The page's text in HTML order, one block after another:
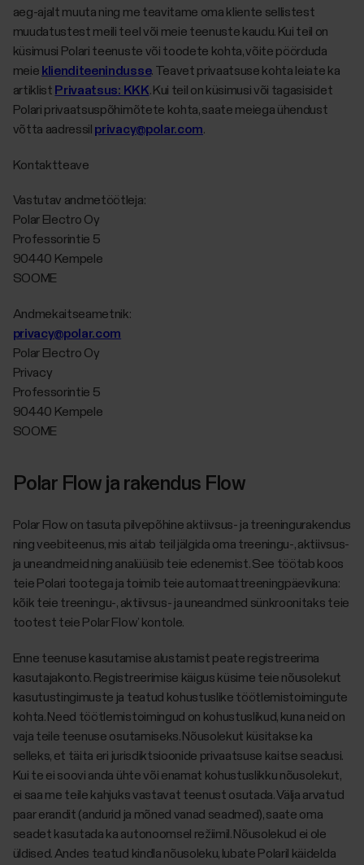
aeg-ajalt muuta ning me teavitame oma kliente sellistest
muudatustest meili teel või meie teenuste kaudu. Kui teil on
küsimusi Polari teenuste või toodete kohta, võite pöörduda
meie klienditeenindusse. Teavet privaatsuse kohta leiate ka
artiklist Privaatsus: KKK. Kui teil on küsimusi või tagasisidet
Polari privaatsuspõhimõtete kohta, saate meiega ühendust
võtta aadressil privacy@polar.com.
Kontaktteave
Vastutav andmetöötleja:
Polar Electro Oy
Professorintie 5
90440 Kempele
SOOME
Andmekaitseametnik:
privacy@polar.com
Polar Electro Oy
Privacy
Professorintie 5
90440 Kempele
SOOME
Polar Flow ja rakendus Flow
Polar Flow on tasuta pilvepõhine aktiivsus- ja treeningurakendus
ning veebiteenus, mis aitab teil jälgida oma treeningu-, aktiivsus-
ja uneandmeid ning analüüsib teie edenemist. See töötab koos
teie Polari tootega ja toimib teie automaattreeningpäevikuna:
kõik teie treeningu-, aktiivsus- ja uneandmed sünkroonitaks teie
tootest teie Polar Flow’ kontole.
Enne teenuse kasutamise alustamist peate registreerima
kasutajakonto. Registreerimise käigus küsime teie nõusolekut
kasutustingimuste ja teatud kohustuslike töötlemistoimingute
kohta. Need töötlemistoimingud on kohustuslikud, kuna neid on
vaja teile teenuse osutamiseks. Nõusolekut küsitakse ka
selleks, et täita eri jurisdiktsioonide privaatsuse kaitse seadusi.
Kui te ei soovi anda ühte või enamat kohustuslikku nõusolekut,
ei saa me teile kahjuks vastavat teenust osutada. Välja arvatud
paar erandit (andurid ja mõned vanad seadmed), saate oma
seadet kasutada ka autonoomsel režiimil. Nõusolekud ei ole
üldised. Andes teatud kindla nõusoleku, lubate Polaril käidelda